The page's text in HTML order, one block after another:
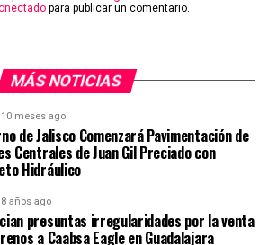
para publicar un comentario.
MÁS NOTICIAS
10 meses ago
de Jalisco Comenzará Pavimentación de
Centrales de Juan Gil Preciado con
Hidráulico
8 años ago
presuntas irregularidades por la venta
a Caabsa Eagle en Guadalajara